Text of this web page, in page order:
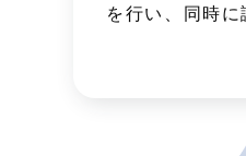
を行い、同時に